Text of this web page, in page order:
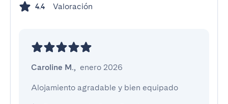
4.4 Valoración
Caroline M., enero 2026
Alojamiento agradable y bien equipado